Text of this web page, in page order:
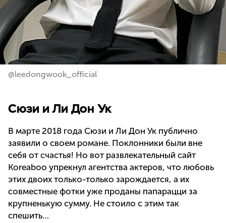
@leedongwook_official
Сюзи и Ли Дон Ук
В марте 2018 года Сюзи и Ли Дон Ук публично
заявили о своем романе. Поклонники были вне
себя от счастья! Но вот развлекательный сайт
Koreaboo упрекнул агентства актеров, что любовь
этих двоих только-только зарождается, а их
совместные фотки уже проданы папарацци за
крупненькую сумму. Не стоило с этим так
спешить…